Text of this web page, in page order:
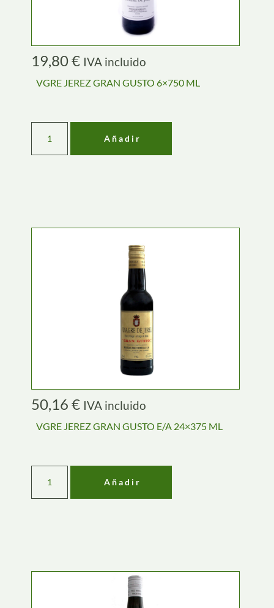
19,80€ IVA incluido
VGRE JEREZ GRAN GUSTO 6×750 ML
Añadir
50,16 € IVA incluido
VGRE JEREZ GRAN GUSTO E/A 24×375 ML
Añadir